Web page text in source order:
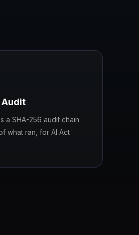
Audit
a SHA-256 audit chain
what ran, for AI Act